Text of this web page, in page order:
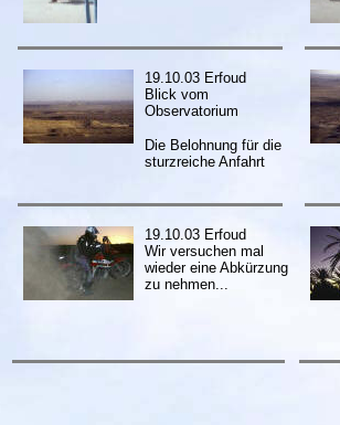
19.10.03 Erfoud
Blick vom
Observatorium
Die Belohnung für die
sturzreiche Anfahrt
19.10.03 Erfoud
Wir versuchen mal
wieder eine Abkürzung
zu nehmen...